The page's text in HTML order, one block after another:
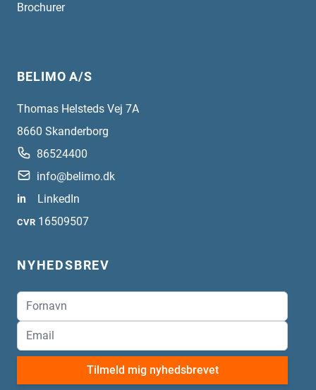
Brochurer
BELIMO A/S
Thomas Helsteds Vej 7A
8660 Skanderborg
86524400
info@belimo.dk
in
LinkedIn
CVR 16509507
NYHEDSBREV
Tilmeld mig nyhedsbrevet